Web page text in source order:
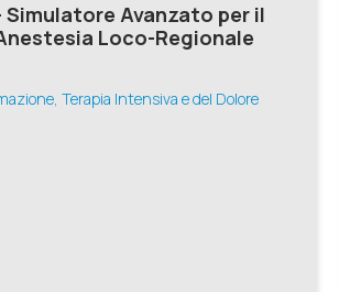
Simulatore Avanzato per il
Loco-Regionale
Terapia Intensiva e del Dolore